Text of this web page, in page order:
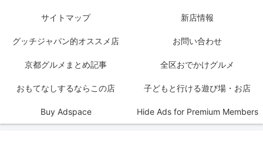
サイトマップ 新店情報
グッチジャパン的オススメ店 お問い合わせ
京都グルメまとめ記事 全区おでかけグルメ
おもてなしするならこの店 子どもと行ける遊び場・お店
Buy Adspace Hide Ads for Premium Members